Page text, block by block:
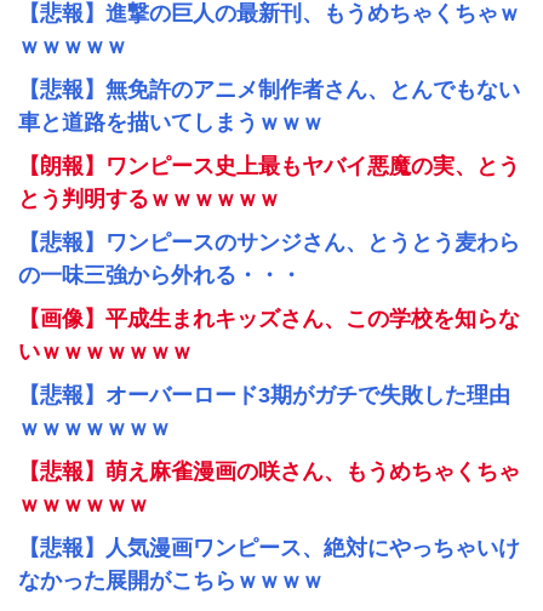
【悲報】進撃の巨人の最新刊、もうめちゃくちゃｗ
ｗｗｗｗｗ
【悲報】無免許のアニメ制作者さん、とんでもない
車と道路を描いてしまうｗｗｗ
【朗報】ワンピース史上最もヤバイ悪魔の実、とう
とう判明するｗｗｗｗｗｗ
【悲報】ワンピースのサンジさん、とうとう麦わら
の一味三強から外れる・・・
【画像】平成生まれキッズさん、この学校を知らな
いｗｗｗｗｗｗｗ
【悲報】オーバーロード3期がガチで失敗した理由
ｗｗｗｗｗｗｗ
【悲報】萌え麻雀漫画の咲さん、もうめちゃくちゃ
ｗｗｗｗｗｗ
【悲報】人気漫画ワンピース、絶対にやっちゃいけ
なかった展開がこちらｗｗｗｗ